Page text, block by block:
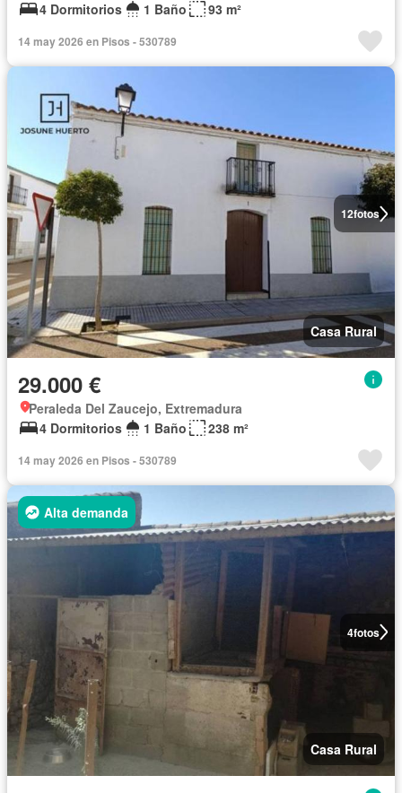
4 Dormitorios
1 Baño 93 m²
14 may 2026 en Pisos - 530789
12fotos
Casa Rural
29.000 €
Peraleda Del Zaucejo, Extremadura
4 Dormitorios
1 Baño 238 m²
14 may 2026 en Pisos - 530789
4fotos
Alta demanda
Casa Rural